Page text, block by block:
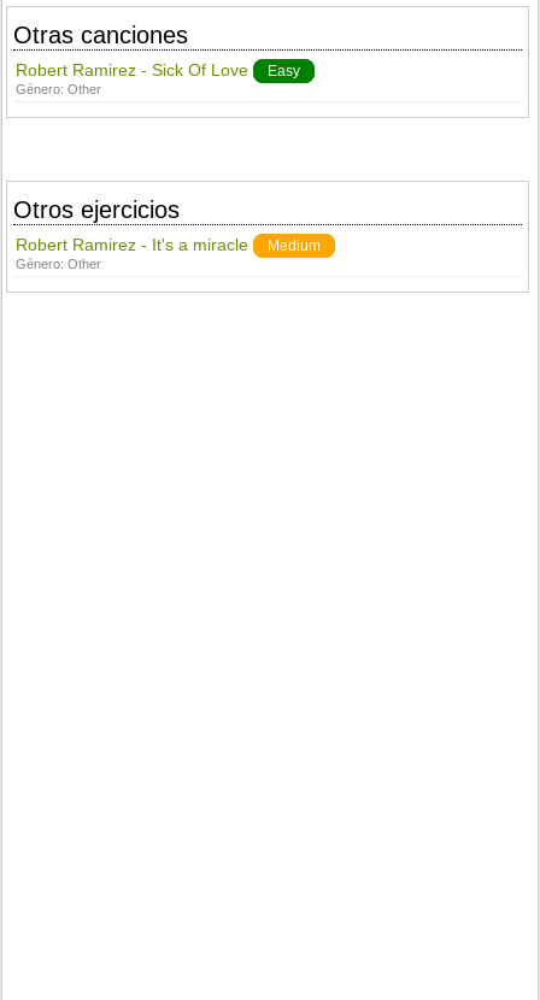
Otras canciones
Robert Ramirez - Sick Of Love Easy
Género:Other
Otros ejercicios
Robert Ramirez - It's a miracle Medium
Género:Other